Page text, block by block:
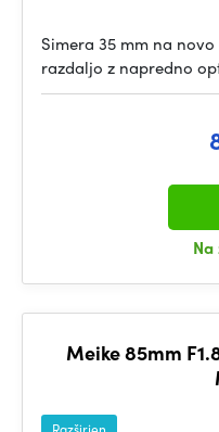
Simera 35 mm na
razdaljo z napredno
Meike 85mm